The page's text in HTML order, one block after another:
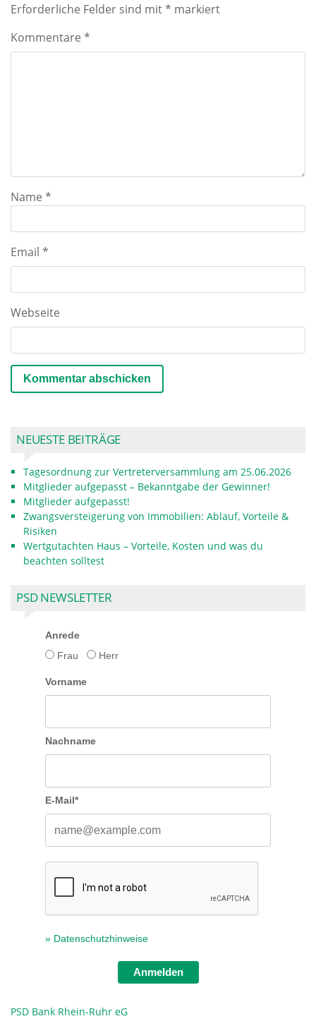
Erforderliche Felder sind mit* markiert
Kommentare *
Name *
Email *
Webseite
NEUESTE BEITRÄGE
Tagesordnung zur Vertreterversammlung am 25.06.2026
Mitglieder aufgepasst – Bekanntgabe der Gewinner!
Mitglieder aufgepasst!
Zwangsversteigerung von Immobilien: Ablauf, Vorteile &
Risiken
Wertgutachten Haus – Vorteile, Kosten und was du
beachten solltest
PSD NEWSLETTER
Anrede
Frau
Herr
Vorname
Nachname
E-Mail*
» Datenschutzhinweise
Anmelden
PSD Bank Rhein-Ruhr eG